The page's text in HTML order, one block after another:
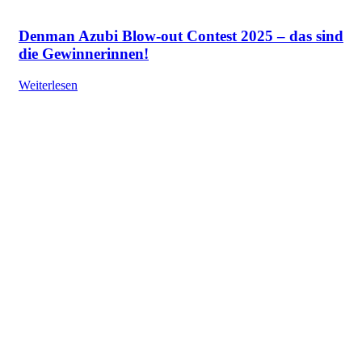
Denman Azubi Blow-out Contest 2025 – das sind
die Gewinnerinnen!
Weiterlesen